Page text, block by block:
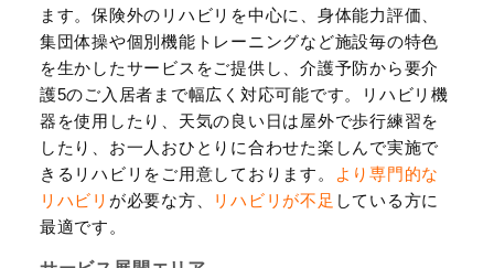
ます。保険外のリハビリを中心に、身体能力評価、
集団体操や個別機能トレーニングなど施設毎の特色
を生かしたサービスをご提供し、介護予防から要介
護5のご入居者まで幅広く対応可能です。リハビリ機
器を使用したり、天気の良い日は屋外で歩行練習を
したり、お一人おひとりに合わせた楽しんで実施で
きるリハビリをご用意しております。
より専門的な
リハビリ が必要な方、 リハビリが不足 している方に
最適です。